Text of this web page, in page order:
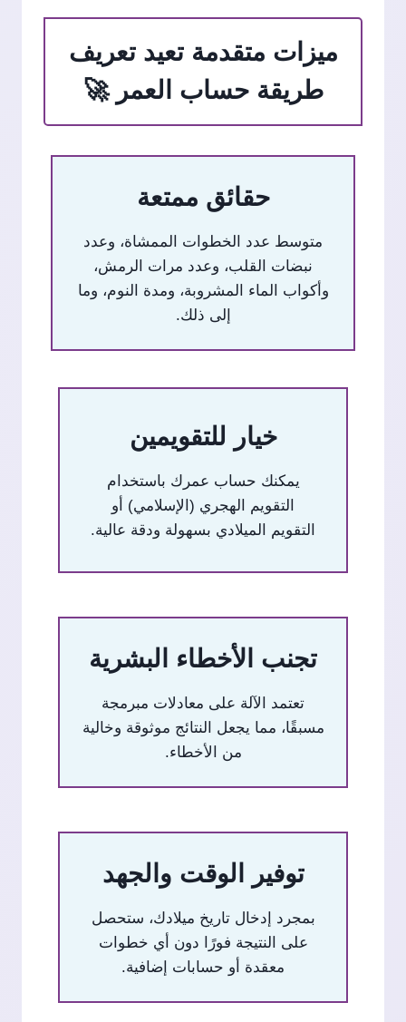
ميزات متقدمة تعيد تعريف
طريقة حساب العمر 🚀
حقائق ممتعة
متوسط عدد الخطوات الممشاة، وعدد
نبضات القلب، وعدد مرات الرمش،
وأكواب الماء المشروبة، ومدة النوم، وما
إلى ذلك.
خيار للتقويمين
يمكنك حساب عمرك باستخدام
التقويم الهجري (الإسلامي) أو
التقويم الميلادي بسهولة ودقة عالية.
تجنب الأخطاء البشرية
تعتمد الآلة على معادلات مبرمجة
مسبقًا، مما يجعل النتائج موثوقة وخالية
من الأخطاء.
توفير الوقت والجهد
بمجرد إدخال تاريخ ميلادك، ستحصل
على النتيجة فورًا دون أي خطوات
معقدة أو حسابات إضافية.